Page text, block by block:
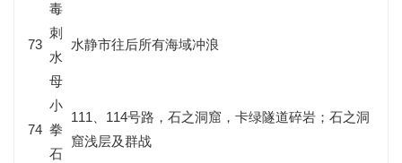
73
毒
刺
水
母
水静市往后所有海域冲浪
74
小
拳
石
111、114号路，石之洞窟，卡绿隧道碎岩；石之洞
窟浅层及群战